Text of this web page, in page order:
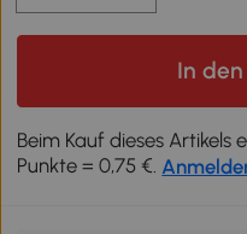
In
Beim Kauf dieses Artikels
Punkte = 0,75 €.